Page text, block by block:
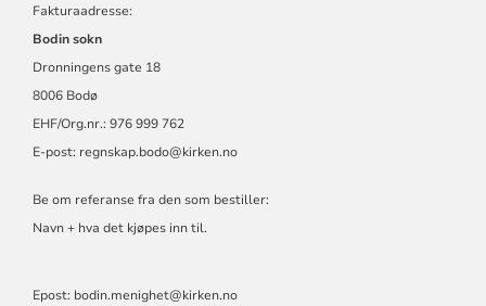
Fakturaadresse:
Bodin sokn
Dronningens gate 18
8006 Bodø
EHF/Org.nr.: 976 999 762
E-post: regnskap.bodo@kirken.no
Be om referanse fra den som bestiller:
Navn + hva det kjøpes inn til.
Epost: bodin.menighet@kirken.no